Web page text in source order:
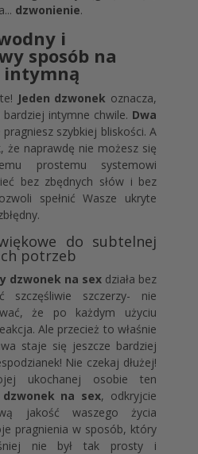
dzwonienie.
i
sposób na
intymną
Jeden dzwonek oznacza,
intymne chwile. Dwa
pragniesz szybkiej bliskości. A
że naprawdę nie możesz się
prostemu systemowi
bez zbędnych słów i bez
spełnić Wasze ukryte
do subtelnej
potrzeb
dzwonek na sex działa bez
szczęśliwie szczerzy- nie
że po każdym użyciu
Ale przecież to właśnie
staje się jeszcze bardziej
Nie czekaj dłużej!
ukochanej osobie ten
na sex, odkryjcie
jakość waszego życia
pragnienia w sposób, który
nie był tak prosty i